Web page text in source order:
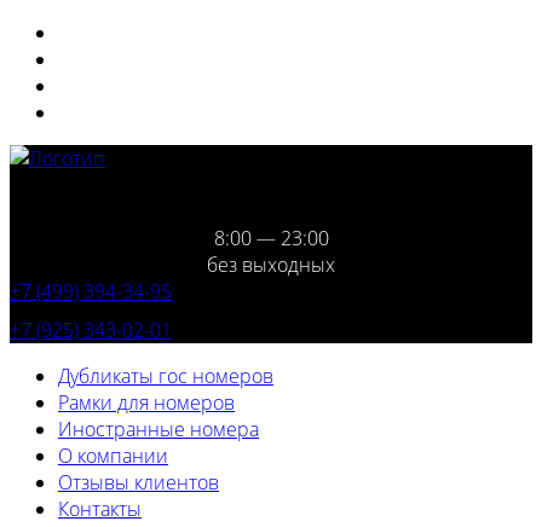
8:00 — 23:00
без выходных
+7 (499) 394-34-95
+7 (925) 343-02-01
Дубликаты гос номеров
Рамки для номеров
Иностранные номера
О компании
Отзывы клиентов
Контакты